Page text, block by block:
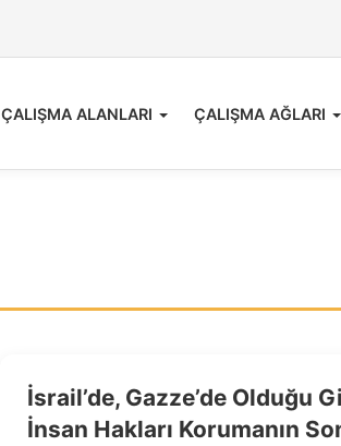
ÇALIŞMA ALANLARI ÇALIŞMA AĞLARI
İsrail’de, Gazze’de Olduğu
İnsan Hakları Korumanın